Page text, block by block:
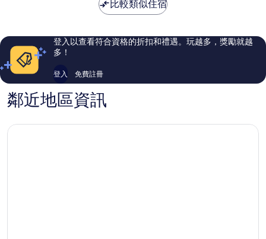
評
論
評
論
比較類似住宿
登入以查看符合資格的折扣和禮遇。玩越多，獎勵就越
多！
登入 免費註冊
鄰近地區資訊